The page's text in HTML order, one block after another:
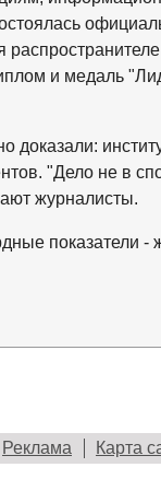
и медаль
доказали:
"Дело не в
журналисты.
показатели
Реклама Карта